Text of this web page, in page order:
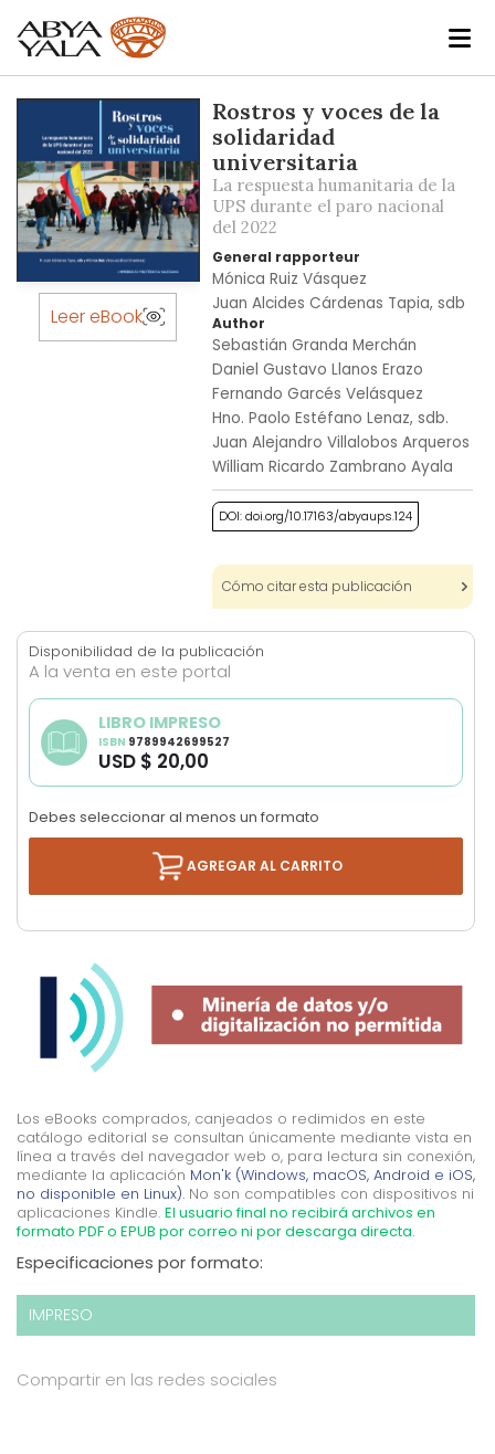
Skip
the
end
of
the
images
gallery
Skip
the
Leer eBook
Rostros y voces de la
solidaridad
universitaria
La respuesta humanitaria de la
UPS durante el paro nacional
del 2022
General rapporteur
Mónica Ruiz Vásquez
Juan Alcides Cárdenas Tapia, sdb
Author
Sebastián Granda Merchán
Daniel Gustavo Llanos Erazo
Fernando Garcés Velásquez
Hno. Paolo Estéfano Lenaz, sdb.
Juan Alejandro Villalobos Arqueros
William Ricardo Zambrano Ayala
DOI: doi.org/10.17163/abyaups.124
Cómo citar esta publicación
Disponibilidad de la publicación
A la venta en este portal
LIBRO IMPRESO
ISBN 9789942699527
USD $ 20,00
Debes seleccionar al menos un formato
AGREGAR AL CARRITO
Los eBooks comprados, canjeados o redimidos en este
catálogo editorial se consultan únicamente mediante vista en
línea a través del navegador web o, para lectura sin conexión,
mediante la aplicación Mon'k (Windows, macOS, Android e iOS,
no disponible en Linux). No son compatibles con dispositivos ni
aplicaciones Kindle. El usuario final no recibirá archivos en
formato PDF o EPUB por correo ni por descarga directa.
Especificaciones por formato:
IMPRESO
Compartir en las redes sociales